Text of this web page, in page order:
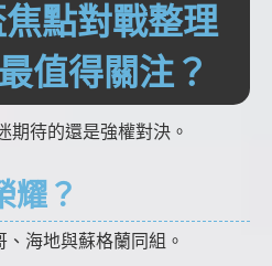
點對戰整理
值得關注？
期待的還是強權對決。
耀？
海地與蘇格蘭同組。